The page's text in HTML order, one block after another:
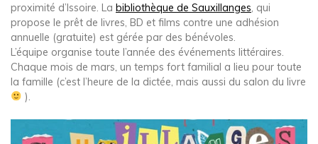
proximité d’Issoire. La bibliothèque de Sauxillanges , qui
propose le prêt de livres, BD et films contre une adhésion
annuelle (gratuite) est gérée par des bénévoles.
L’équipe organise toute l’année des événements littéraires.
Chaque mois de mars, un temps fort familial a lieu pour toute
la famille (c’est l’heure de la dictée, mais aussi du salon du livre
).